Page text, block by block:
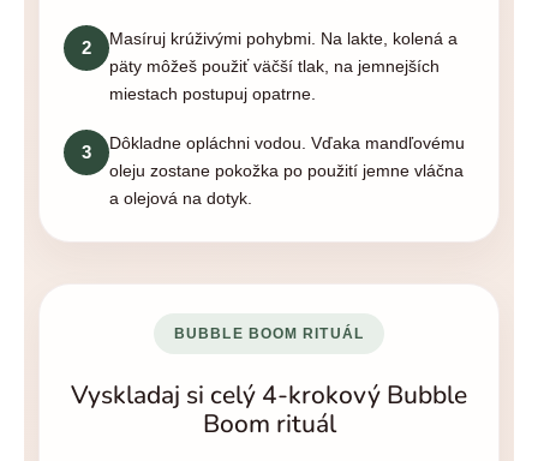
2
Masíruj krúživými pohybmi. Na lakte, kolená a
päty môžeš použiť väčší tlak, na jemnejších
miestach postupuj opatrne.
3
Dôkladne opláchni vodou. Vďaka mandľovému
oleju zostane pokožka po použití jemne vláčna
a olejová na dotyk.
BUBBLE BOOM RITUÁL
Vyskladaj si celý 4-krokový Bubble
Boom rituál